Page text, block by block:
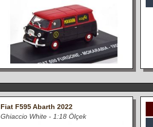
Fiat F595 Abarth 2022
Ghiaccio White - 1:18 Ölçek